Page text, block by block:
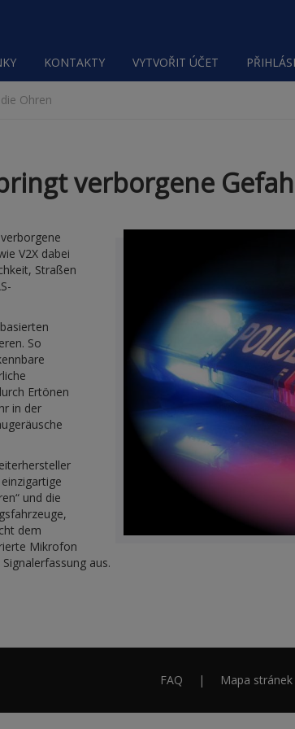
KONTAKTY VYTVOŘIT ÚČET
Ohren
verborgene
V2X dabei
Straßen
So
Ertönen
in der
und die
dem
Mikrofon
aus.
Footer
FAQ Mapa stránek